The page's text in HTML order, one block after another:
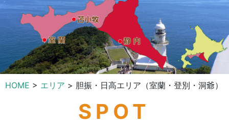
HOME エリア 胆振・日高エリア（室蘭・登別・洞爺）
SPOT